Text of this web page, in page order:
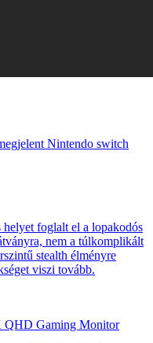
Nintendo switch
foglalt el a lopakodós
nem a túlkomplikált
stealth élményre
viszi tovább.
Gaming Monitor